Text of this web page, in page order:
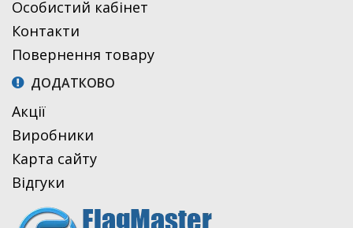
Особистий кабінет
Контакти
Повернення товару
ДОДАТКОВО
Акції
Виробники
Карта сайту
Відгуки